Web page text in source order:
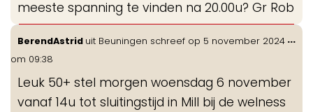
meeste spanning te vinden na 20.00u? Gr Rob
BerendAstrid uit Beuningen schreef op 5 november 2024
om 09:38
Leuk 50+ stel morgen woensdag 6 november
vanaf 14u tot sluitingstijd in Mill bij de welness
...